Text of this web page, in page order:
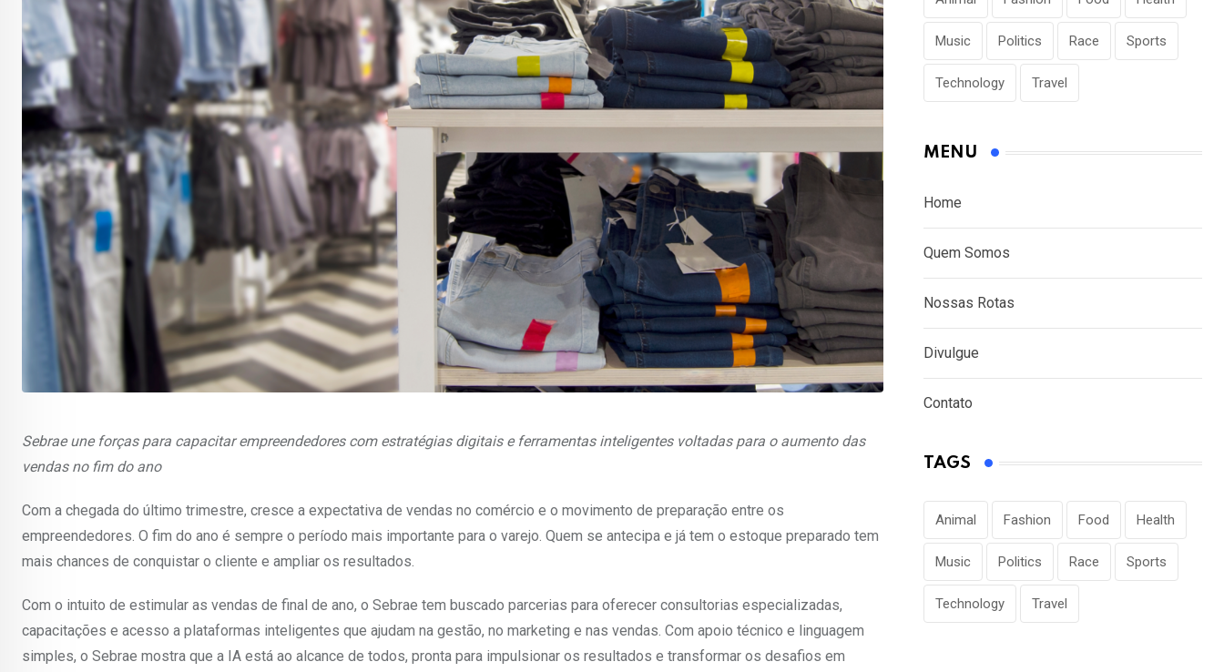
Sebrae une forças para capacitar empreendedores com estratégias digitais e ferramentas inteligentes voltadas para o aumento das
vendas no fim do ano
Com a chegada do último trimestre, cresce a expectativa de vendas no comércio e o movimento de preparação entre os
empreendedores. O fim do ano é sempre o período mais importante para o varejo. Quem se antecipa e já tem o estoque preparado tem
mais chances de conquistar o cliente e ampliar os resultados.
Com o intuito de estimular as vendas de final de ano, o Sebrae tem buscado parcerias para oferecer consultorias especializadas,
capacitações e acesso a plataformas inteligentes que ajudam na gestão, no marketing e nas vendas. Com apoio técnico e linguagem
simples, o Sebrae mostra que a IA está ao alcance de todos, pronta para impulsionar os resultados e transformar os desafios em
Music Politics Race Sports
Technology Travel
MENU
Home
Quem Somos
Nossas Rotas
Divulgue
Contato
TAGS
Animal Fashion Food Health
Music Politics Race Sports
Technology Travel